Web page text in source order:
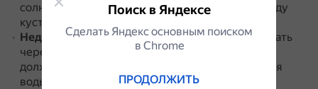
солнца.Нужно оставлять не меньше метра между
кустами.
Недостаток влаги.В жару кабачки нужно поливать
через день, особенно во время цветения.
должна быть слегка влажной, но без луж и застоя
воды.
Поиск в Яндексе
Сделать Яндекс основным поиском
в Сhrome
ПРОДОЛЖИТЬ